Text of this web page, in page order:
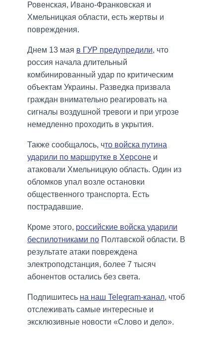
Ровенская, Ивано-Франковская и
Хмельницкая области, есть жертвы и
повреждения.
Днем 13 мая в ГУР предупредили, что
россия начала длительный
комбинированный удар по критическим
объектам Украины. Разведка призвала
граждан внимательно реагировать на
сигналы воздушной тревоги и при угрозе
немедленно проходить в укрытия.
Также сообщалось, что войска путина
ударили по маршрутке в Херсоне и
атаковали Хмельницкую область. Один из
обломков упал возле остановки
общественного транспорта. Есть
пострадавшие.
Кроме этого, российские войска ударили
беспилотниками по Полтавской области. В
результате атаки повреждена
электроподстанция, более 7 тысяч
абонентов остались без света.
Подпишитесь на наш Telegram-канал, чтоб
отслеживать самые интересные и
эксклюзивные новости «Слово и дело».